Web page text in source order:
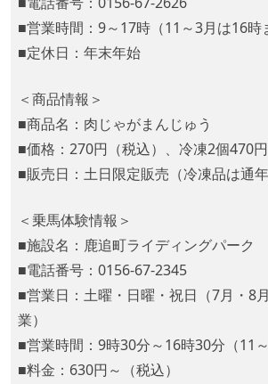
■営業時間：9～17時（11～3月は16時
■定休日：年末年始
＜商品情報＞
■商品名：肉じゃがまんじゅう
■価格：270円（税込）、冷凍2個470円
■販売日：土日限定販売（冷凍品は通年
＜乗馬体験情報＞
■施設名：鹿追町ライディングパーク
■電話番号：0156-67-2345
■営業日：土曜・日曜・祝日（7月・8
業）
■営業時間：9時30分～16時30分（11
■料金：630円～（税込）